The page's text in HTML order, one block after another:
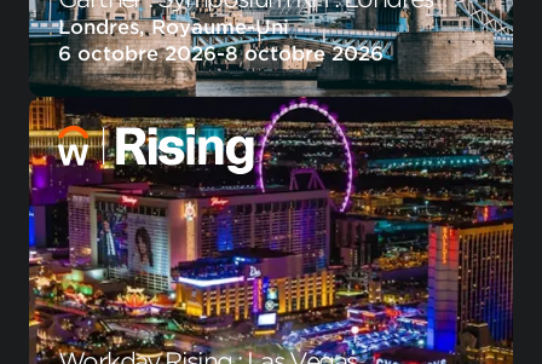
Londres, Royaume-Uni
6 octobre 2026-8 octobre 2026